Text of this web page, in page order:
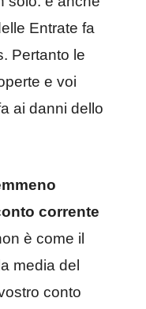
Entrate fa
Pertanto le
e voi
ai danni dello
corrente
è come il
media del
conto